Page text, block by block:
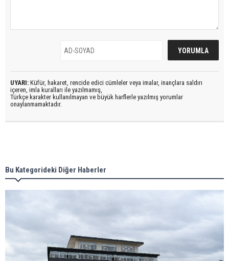
UYARI: Küfür, hakaret, rencide edici cümleler veya imalar, inançlara saldırı
içeren, imla kuralları ile yazılmamış,
Türkçe karakter kullanılmayan ve büyük harflerle yazılmış yorumlar
onaylanmamaktadır.
Bu Kategorideki Diğer Haberler